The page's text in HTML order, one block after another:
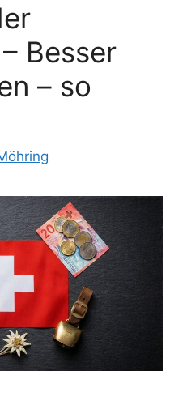
Besser
– so